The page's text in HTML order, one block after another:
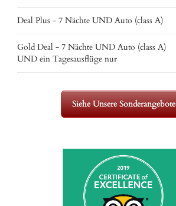
Deal Plus - 7 Nächte UND Auto (class A)
Gold Deal - 7 Nächte UND Auto (class A)
UND ein Tagesausflüge nur
Siehe Unsere Sonderangebote